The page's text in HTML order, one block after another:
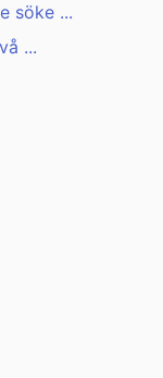
söke ...
...